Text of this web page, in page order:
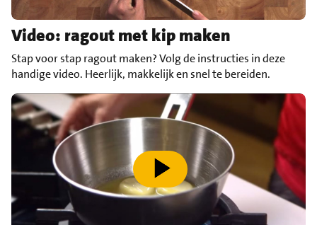
Video: ragout met kip maken
Stap voor stap ragout maken? Volg de instructies in deze
handige video. Heerlijk, makkelijk en snel te bereiden.
speel video af